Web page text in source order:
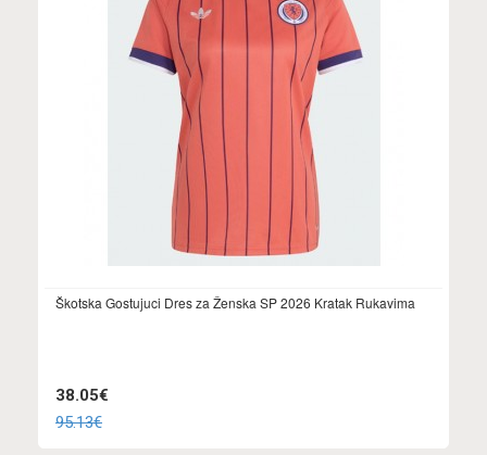
Škotska Gostujuci Dres za Ženska SP 2026 Kratak Rukavima
38.05€
95.13€